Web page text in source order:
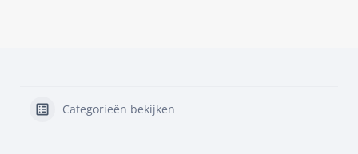
Categorieën bekijken